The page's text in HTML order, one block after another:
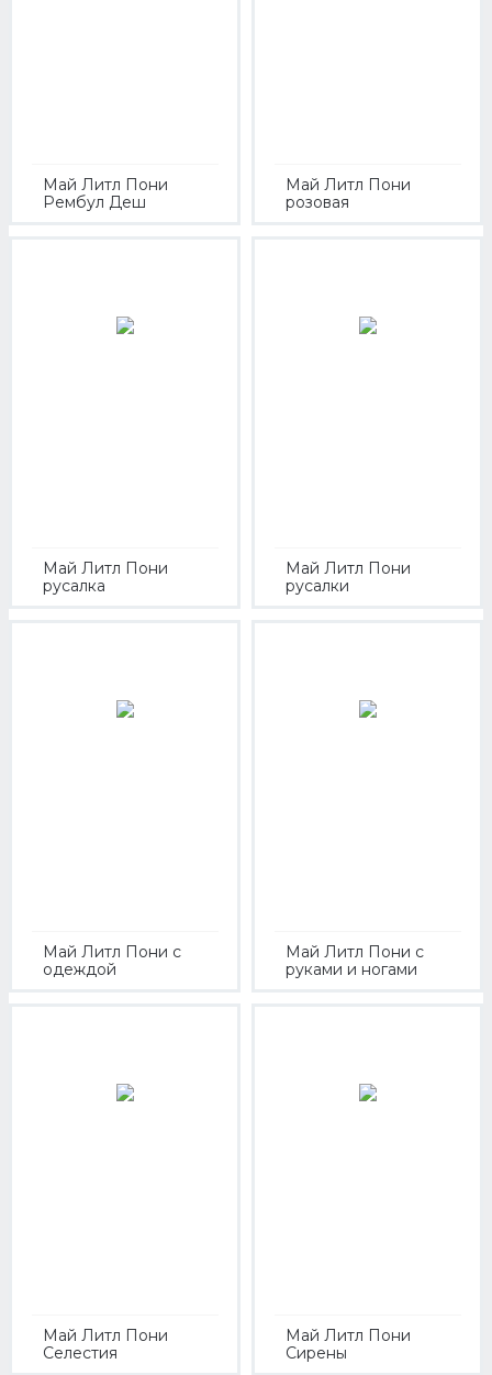
Май Литл Пони
Рембул Деш
Май Литл Пони
розовая
Май Литл Пони
русалка
Май Литл Пони
русалки
Май Литл Пони с
одеждой
Май Литл Пони с
руками и ногами
Май Литл Пони
Селестия
Май Литл Пони
Сирены